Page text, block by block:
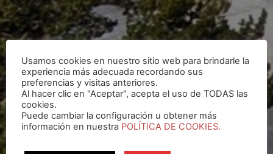
Usamos cookies en nuestro sitio web para brindarle la
experiencia más adecuada recordando sus
preferencias y visitas anteriores.
Al hacer clic en "Aceptar", acepta el uso de TODAS las
cookies.
Puede cambiar la configuración u obtener más
información en nuestra POLÍTICA DE COOKIES.